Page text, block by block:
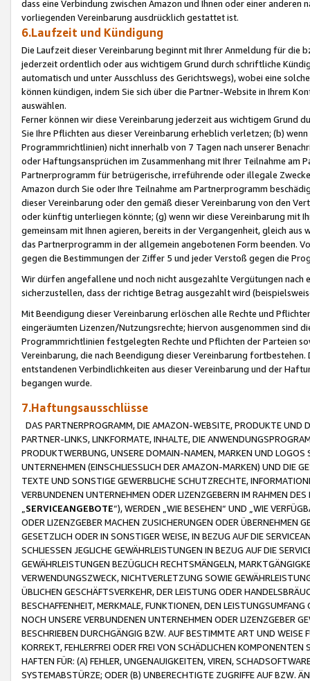
dass eine Verbindung zwischen Amazon und Ihnen oder einer
vorliegenden Vereinbarung ausdrücklich gestattet ist.
6.Laufzeit und Kündigung
Die Laufzeit dieser Vereinbarung beginnt mit Ihrer Anmeldung für die
jederzeit ordentlich oder aus wichtigem Grund durch schriftliche
automatisch und unter Ausschluss des Gerichtswegs), wobei eine
können kündigen, indem Sie sich über die Partner-Website in Ihrem
auswählen.
Ferner können wir diese Vereinbarung jederzeit aus wichtigem Grund
Sie Ihre Pflichten aus dieser Vereinbarung erheblich verletzen; (b)
Programmrichtlinien) nicht innerhalb von 7 Tagen nach unserer
oder Haftungsansprüchen im Zusammenhang mit Ihrer Teilnahme am
Partnerprogramm für betrügerische, irreführende oder illegale
Amazon durch Sie oder Ihre Teilnahme am Partnerprogramm
dieser Vereinbarung oder den gemäß dieser Vereinbarung von den
oder künftig unterliegen könnte; (g) wenn wir diese Vereinbarung mit
gemeinsam mit Ihnen agieren, bereits in der Vergangenheit, gleich
das Partnerprogramm in der allgemein angebotenen Form beenden.
gegen die Bestimmungen der Ziffer 5 und jeder Verstoß gegen die
Wir dürfen angefallene und noch nicht ausgezahlte Vergütungen
sicherzustellen, dass der richtige Betrag ausgezahlt wird
Mit Beendigung dieser Vereinbarung erlöschen alle Rechte und
eingeräumten Lizenzen/Nutzungsrechte; hiervon ausgenommen sind
Programmrichtlinien festgelegten Rechte und Pflichten der Parteien
Vereinbarung, die nach Beendigung dieser Vereinbarung
entstandenen Verbindlichkeiten aus dieser Vereinbarung und der
begangen wurde.
7.Haftungsausschlüsse
DAS PARTNERPROGRAMM, DIE AMAZON-WEBSITE, PRODUKTE UND
PARTNER-LINKS, LINKFORMATE, INHALTE, DIE
PRODUKTWERBUNG, UNSERE DOMAIN-NAMEN, MARKEN UND
UNTERNEHMEN (EINSCHLIESSLICH DER AMAZON-MARKEN) UND DIE
TEXTE UND SONSTIGE GEWERBLICHE SCHUTZRECHTE,
VERBUNDENEN UNTERNEHMEN ODER LIZENZGEBERN IM RAHMEN
SERVICEANGEBOTE“), WERDEN „WIE BESEHEN“ UND „WIE
ODER LIZENZGEBER MACHEN ZUSICHERUNGEN ODER ÜBERNEHMEN
GESETZLICH ODER IN SONSTIGER WEISE, IN BEZUG AUF DIE
SCHLIESSEN JEGLICHE GEWÄHRLEISTUNGEN IN BEZUG AUF DIE
GEWÄHRLEISTUNGEN BEZÜGLICH RECHTSMÄNGELN,
VERWENDUNGSZWECK, NICHTVERLETZUNG SOWIE
ÜBLICHEN GESCHÄFTSVERKEHR, DER LEISTUNG ODER
BESCHAFFENHEIT, MERKMALE, FUNKTIONEN, DEN
NOCH UNSERE VERBUNDENEN UNTERNEHMEN ODER LIZENZGEBER
BESCHRIEBEN DURCHGÄNGIG BZW. AUF BESTIMMTE ART UND
KORREKT, FEHLERFREI ODER FREI VON SCHÄDLICHEN
HAFTEN FÜR: (A) FEHLER, UNGENAUIGKEITEN, VIREN,
SYSTEMABSTÜRZE; ODER (B) UNBERECHTIGTE ZUGRIFFE AUF BZW.